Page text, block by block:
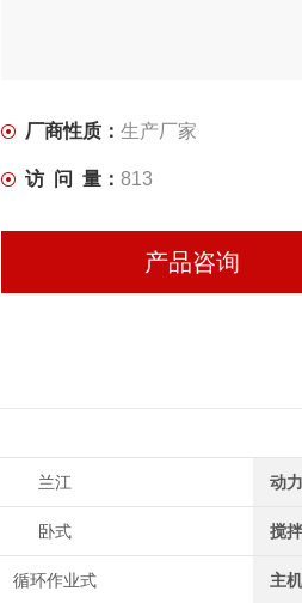
厂商性质： 生产厂家
访 问 量： 813
产品咨询
兰江 动
卧式 搅
循环作业式 主